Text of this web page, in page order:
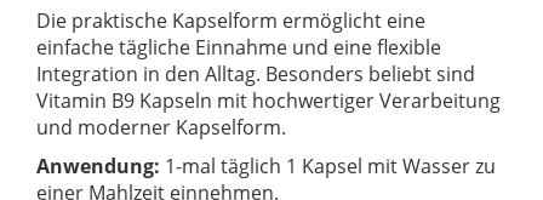
Die praktische Kapselform ermöglicht eine
einfache tägliche Einnahme und eine flexible
Integration in den Alltag. Besonders beliebt sind
Vitamin B9 Kapseln mit hochwertiger Verarbeitung
und moderner Kapselform.
Anwendung: 1-mal täglich 1 Kapsel mit Wasser zu
einer Mahlzeit einnehmen.